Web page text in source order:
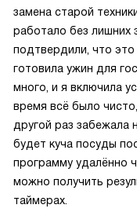
замена старой
работало без лишних
подтвердили, что
готовила ужин для
много, и я включила
время всё было
другой раз
будет куча посуды
программу удалённо
можно получить
таймерах.